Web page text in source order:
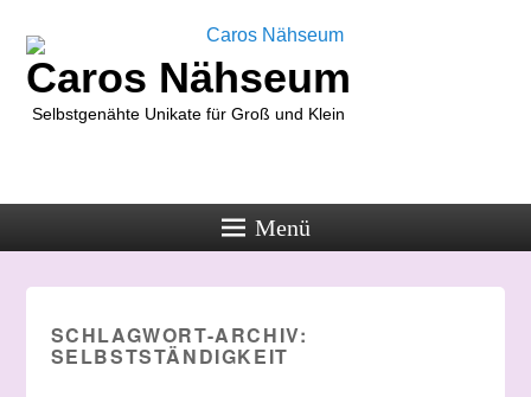
Caros Nähseum
Selbstgenähte Unikate für Groß und Klein
Menü
SCHLAGWORT-ARCHIV:
SELBSTSTÄNDIGKEIT